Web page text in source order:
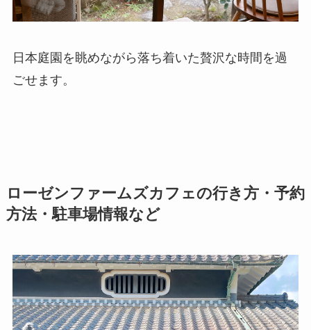
日本庭園を眺めながら落ち着いた贅沢な時間を過
ごせます。
ローゼンファームズカフェの行き方・予約
方法・駐車場情報など